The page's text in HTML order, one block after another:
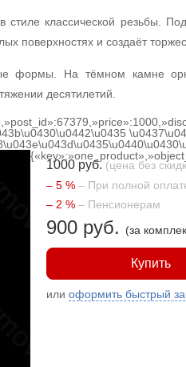
стиле классической резьбы.
поверхностях и создаёт
На тёмном камне
десятилетий.
1000 руб. (цена без
– 5 % – При полной
– 2 % – Пенсионерам
900 руб. (за
Купить
илиоформить быстрый